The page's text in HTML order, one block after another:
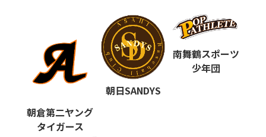
ポップアスリートカップ
第10回 ポップアスリートカップ
第9回 ポップアスリートカップ
第7回
朝倉第二ヤング
タイガース
朝日SANDYS
南舞鶴スポーツ
少年団